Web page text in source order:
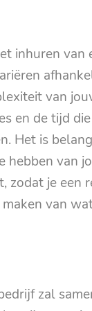
inhuren van
van
en de tijd
Het is
hebben van
zodat je een
van
zal